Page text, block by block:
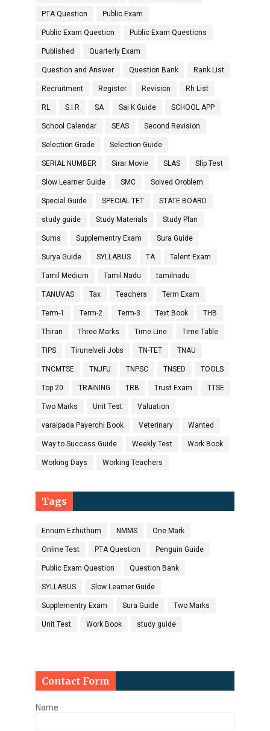
PTA Question Public Exam
Public Exam Question Public Exam Questions
Published Quarterly Exam
Question and Answer Question Bank Rank List
Recruitment Register Revision Rh List
RL S.I.R SA Sai K Guide SCHOOL APP
School Calendar SEAS Second Revision
Selection Grade Selection Guide
SERIAL NUMBER Sirar Movie SLAS Slip Test
Slow Learner Guide SMC Solved Oroblem
Special Guide SPECIAL TET STATE BOARD
study guide Study Materials Study Plan
Sums Supplementry Exam Sura Guide
Surya Guide SYLLABUS TA Talent Exam
Tamil Medium Tamil Nadu tamilnadu
TANUVAS Tax Teachers Term Exam
Term-1 Term-2 Term-3 Text Book THB
Thiran Three Marks Time Line Time Table
TIPS Tirunelveli Jobs TN-TET TNAU
TNCMTSE TNJFU TNPSC TNSED TOOLS
Top 20 TRAINING TRB Trust Exam TTSE
Two Marks Unit Test Valuation
varaipada Payerchi Book Veterinary Wanted
Way to Success Guide Weekly Test Work Book
Working Days Working Teachers
Tags
Ennum Ezhuthum NMMS One Mark
Online Test PTA Question Penguin Guide
Public Exam Question Question Bank
SYLLABUS Slow Learner Guide
Supplementry Exam Sura Guide Two Marks
Unit Test Work Book study guide
Contact Form
Name